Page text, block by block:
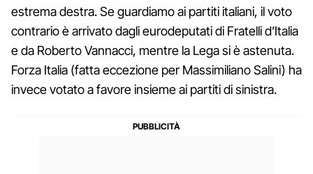
estrema destra. Se guardiamo ai partiti italiani, il voto
contrario è arrivato dagli eurodeputati di Fratelli d’Italia
e da Roberto Vannacci, mentre la Lega si è astenuta.
Forza Italia (fatta eccezione per Massimiliano Salini) ha
invece votato a favore insieme ai partiti di sinistra.